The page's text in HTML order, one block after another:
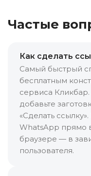
Частые
Как сделать
Самый быстрый
бесплатным
сервиса
добавьте
«Сделать
WhatsApp прямо
браузере — в
пользователя.